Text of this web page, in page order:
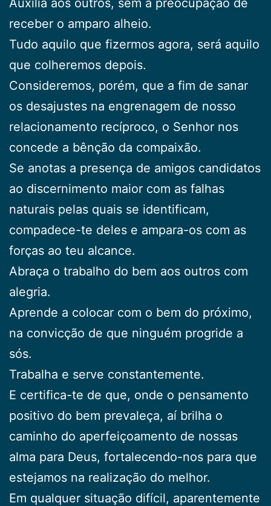
receber o amparo alheio.
Tudo aquilo que fizermos agora, será aquilo
que colheremos depois.
Consideremos, porém, que a fim de sanar
os desajustes na engrenagem de nosso
relacionamento recíproco, o Senhor nos
concede a bênção da compaixão.
Se anotas a presença de amigos candidatos
ao discernimento maior com as falhas
naturais pelas quais se identificam,
compadece-te deles e ampara-os com as
forças ao teu alcance.
Abraça o trabalho do bem aos outros com
alegria.
Aprende a colocar com o bem do próximo,
na convicção de que ninguém progride a
sós.
Trabalha e serve constantemente.
E certifica-te de que, onde o pensamento
positivo do bem prevaleça, aí brilha o
caminho do aperfeiçoamento de nossas
alma para Deus, fortalecendo-nos para que
estejamos na realização do melhor.
Em qualquer situação difícil, aparentemente